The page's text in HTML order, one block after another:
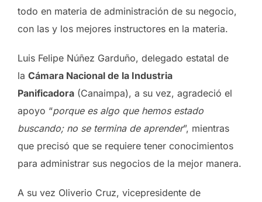
todo en materia de administración de su negocio,
con las y los mejores instructores en la materia.
Luis Felipe Núñez Garduño, delegado estatal de
la Cámara Nacional de la Industria
Panificadora (Canaimpa), a su vez, agradeció el
apoyo “porque es algo que hemos estado
buscando; no se termina de aprender”, mientras
que precisó que se requiere tener conocimientos
para administrar sus negocios de la mejor manera.
A su vez Oliverio Cruz, vicepresidente de